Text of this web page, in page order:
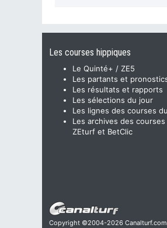
Les courses hippiques
Le Quinté+ / ZE5
Les partants et
Les résultats et rapports
Les sélections du jour
Les lignes des courses
Les archives des courses
ZEturf et BetClic
Copyright ©2004-2026